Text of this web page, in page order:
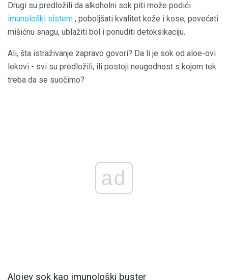
Drugi su predložili da alkoholni sok piti može podići
imunološki sistem , poboljšati kvalitet kože i kose, povećati
mišićnu snagu, ublažiti bol i ponuditi detoksikaciju.
Ali, šta istraživanje zapravo govori? Da li je sok od aloe-ovi
lekovi - svi su predložili, ili postoji neugodnost s kojom tek
treba da se suočimo?
ad
Alojev sok kao imunološki buster